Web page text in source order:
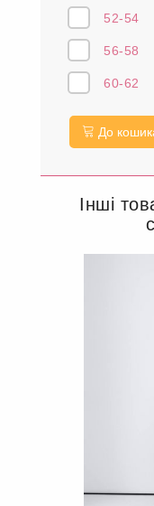
52-54
56-58
60-62
До
Інші